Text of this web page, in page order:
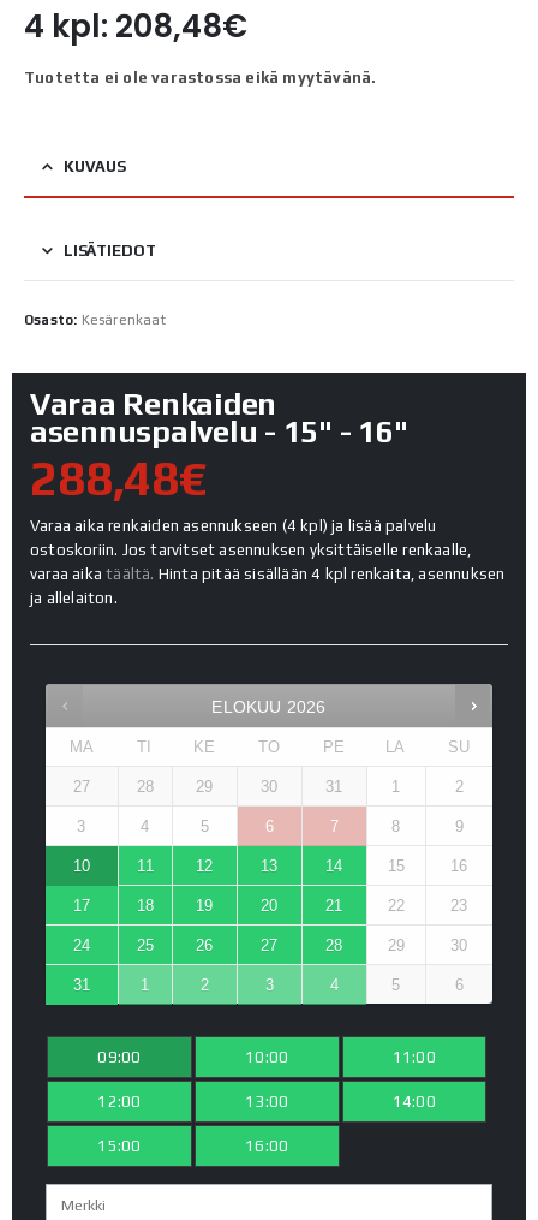
4 kpl: 208,48€
Tuotetta ei ole varastossa eikä myytävänä.
KUVAUS
LISÄTIEDOT
Osasto: Kesärenkaat
Varaa Renkaiden
asennuspalvelu - 15" - 16"
288,48€
Varaa aika renkaiden asennukseen (4 kpl) ja lisää palvelu
ostoskoriin. Jos tarvitset asennuksen yksittäiselle renkaalle,
varaa aikatäältä. Hinta pitää sisällään 4 kpl renkaita, asennuksen
ja allelaiton.
ELOKUU 2026
MA TI KE TO PE LA SU
27 28 29 30 31 1 2
3 4 5 6 7 8 9
10 11 12 13 14 15 16
17 18 19 20 21 22 23
24 25 26 27 28 29 30
31 1 2 3 4 5 6
09:00 10:00 11:00
12:00 13:00 14:00
15:00 16:00